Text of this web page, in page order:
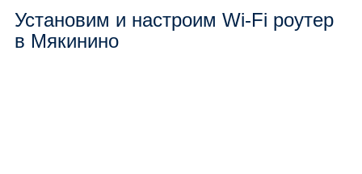
Установим и настроим Wi-Fi роутер
в Мякинино